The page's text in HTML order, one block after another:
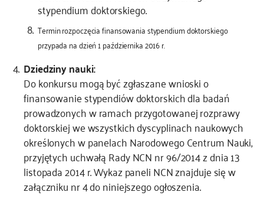
stypendium doktorskiego.
Termin rozpoczęcia finansowania stypendium doktorskiego
przypada na dzień 1 października 2016 r.
Dziedziny nauki:
Do konkursu mogą być zgłaszane wnioski o
finansowanie stypendiów doktorskich dla badań
prowadzonych w ramach przygotowanej rozprawy
doktorskiej we wszystkich dyscyplinach naukowych
określonych w panelach Narodowego Centrum Nauki,
przyjętych uchwałą Rady NCN nr 96/2014 z dnia 13
listopada 2014 r. Wykaz paneli NCN znajduje się w
załączniku nr 4 do niniejszego ogłoszenia.